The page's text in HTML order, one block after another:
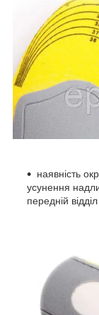
наявність
усунення
передній